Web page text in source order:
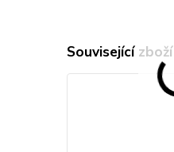
Související zboží